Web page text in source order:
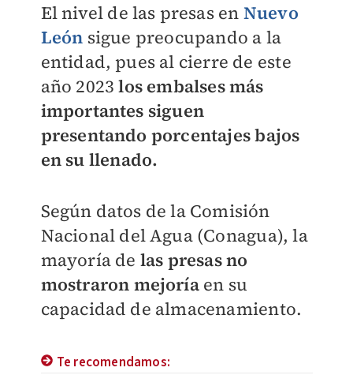
El nivel de las presas en Nuevo
León sigue preocupando a la
entidad, pues al cierre de este
año 2023los embalses más
importantes siguen
presentando porcentajes bajos
en su llenado.
Según datos de la Comisión
Nacional del Agua (Conagua), la
mayoría de las presas no
mostraron mejoríaen su
capacidad de almacenamiento.
Te recomendamos: